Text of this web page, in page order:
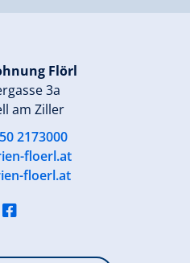
Flörl
3a
am Ziller
2173000
floerl.at
floerl.at